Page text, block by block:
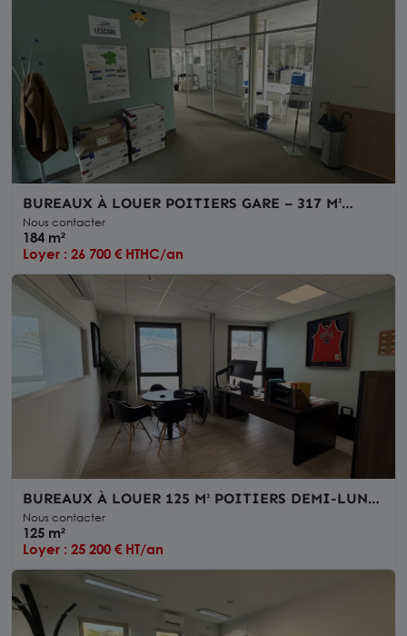
BUREAUX À LOUER POITIERS GARE – 317 M²
DIVISIBLES – CLIMATISATION – ASCENSEUR –
ACCÈS PMR
Nous contacter
184 m²
Loyer : 26 700 € HTHC/an
BUREAUX À LOUER 125 M² POITIERS DEMI-LUNE
IMMEUBLE RÉCENT PARKING A PROXIMITE
Nous contacter
125 m²
Loyer : 25 200 € HT/an